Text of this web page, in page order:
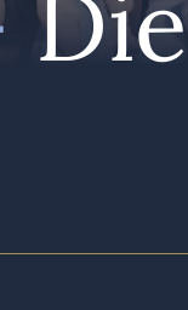
Die